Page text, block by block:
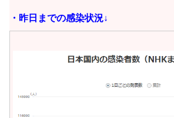
・昨日までの感染状況↓